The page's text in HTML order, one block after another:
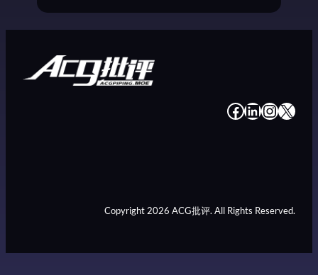
# # # #
Copyright 2026 ACG批评. All Rights Reserved.